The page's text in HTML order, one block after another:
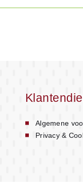
Algemene
Privacy &